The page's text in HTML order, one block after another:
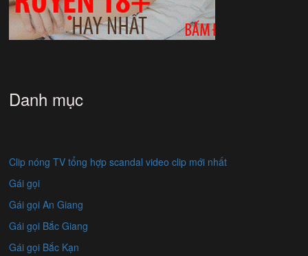
Danh mục
Clip nóng TV tổng hợp scandal video clip mới nhất
Gái gọi
Gái gọi An Giang
Gái gọi Bắc Giang
Gái gọi Bắc Kạn